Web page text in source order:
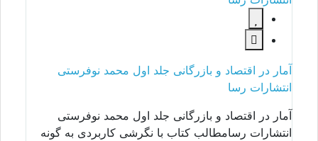
آمار در اقتصاد و بازرگانی جلد اول محمد نوفرستی
انتشارات رسا
آمار در اقتصاد و بازرگانی جلد اول محمد نوفرستی
انتشارات رسامطالب کتاب با نگرشی کاربردی به گونه